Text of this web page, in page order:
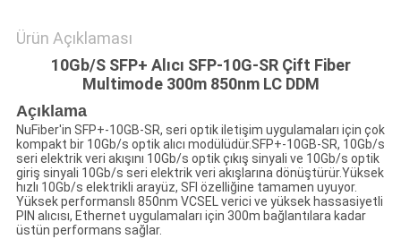
Ürün Açıklaması
10Gb/S SFP+ Alıcı SFP-10G-SR Çift Fiber
Multimode 300m 850nm LC DDM
Açıklama
NuFiber'in SFP+-10GB-SR, seri optik iletişim uygulamaları için çok
kompakt bir 10Gb/s optik alıcı modülüdür.SFP+-10GB-SR, 10Gb/s
seri elektrik veri akışını 10Gb/s optik çıkış sinyali ve 10Gb/s optik
giriş sinyali 10Gb/s seri elektrik veri akışlarına dönüştürür.Yüksek
hızlı 10Gb/s elektrikli arayüz, SFI özelliğine tamamen uyuyor.
Yüksek performanslı 850nm VCSEL verici ve yüksek hassasiyetli
PIN alıcısı, Ethernet uygulamaları için 300m bağlantılara kadar
üstün performans sağlar.